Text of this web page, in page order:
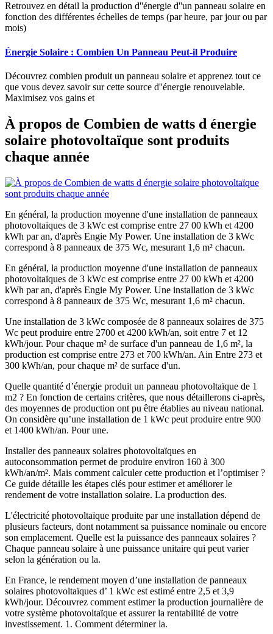
Retrouvez en détail la production d''énergie d''un panneau solaire en
fonction des différentes échelles de temps (par heure, par jour ou par
mois)
Énergie Solaire : Combien Un Panneau Peut-il Produire
Découvrez combien produit un panneau solaire et apprenez tout ce
que vous devez savoir sur cette source d''énergie renouvelable.
Maximisez vos gains et
À propos de Combien de watts d énergie
solaire photovoltaïque sont produits
chaque année
En général, la production moyenne d'une installation de panneaux
photovoltaïques de 3 kWc est comprise entre 27 00 kWh et 4200
kWh par an, d'après Engie My Power. Une installation de 3 kWc
correspond à 8 panneaux de 375 Wc, mesurant 1,6 m² chacun.
En général, la production moyenne d'une installation de panneaux
photovoltaïques de 3 kWc est comprise entre 27 00 kWh et 4200
kWh par an, d'après Engie My Power. Une installation de 3 kWc
correspond à 8 panneaux de 375 Wc, mesurant 1,6 m² chacun.
Une installation de 3 kWc composée de 8 panneaux solaires de 375
Wc peut produire entre 2700 et 4200 kWh/an, soit entre 7 et 12
kWh/jour. Pour chaque m² de surface d'un panneau de 1,6 m², la
production est comprise entre 273 et 700 kWh/an. Ain Entre 273 et
300 kWh/an, pour chaque m² de surface d'un.
Quelle quantité d’énergie produit un panneau photovoltaïque de 1
m2 ? En fonction de certains critères, que nous détaillerons ci-après,
des moyennes de production ont pu être établies au niveau national.
On considère qu’une installation de 1 kWc peut produire entre 900
et 1400 kWh/an. Pour une.
Installer des panneaux solaires photovoltaïques en
autoconsommation permet de produire environ 160 à 300
kWh/an/m². Mais comment calculer cette production et l’optimiser ?
Ce guide détaille les étapes clés pour estimer et améliorer le
rendement de votre installation solaire. La production des.
L'électricité photovoltaïque produite par une installation dépend de
plusieurs facteurs, dont notamment sa puissance nominale ou encore
son emplacement. Quelle est la puissance des panneaux solaires ?
Chaque panneau solaire à une puissance unitaire qui peut varier
selon la génération ou la.
En France, le rendement moyen d’une installation de panneaux
solaires photovoltaïques d’ 1 kWc est estimé entre 2,5 et 3,9
kWh/jour. Découvrez comment estimer la production journalière de
votre système photovoltaïque et assurer la rentabilité de votre
investissement. 1. Comment déterminer la.